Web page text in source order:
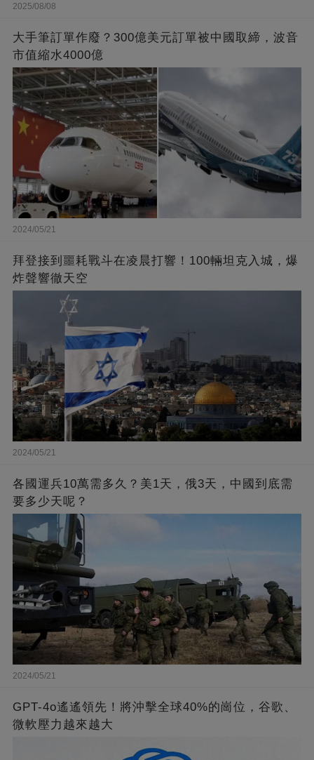
2025/08/08
大手筆訂單作廢？300億美元訂單被中國取締，波音
市值縮水4000億
2024/05/21
拜登接到噩耗戰斗在凌晨打響！100輛坦克入城，爆
炸聲響徹天空
2024/05/21
各國運兵10萬需多久？美1天，俄3天，中國到底需
要多少天呢？
2024/05/21
GPT-4o遙遙領先！將沖擊全球40%的崗位，谷歌、
微軟壓力越來越大